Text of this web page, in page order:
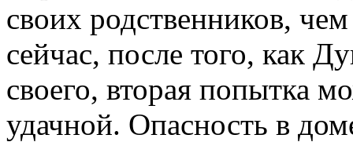
своих родственников,
сейчас, после того, как
своего, вторая попытка
удачной. Опасность в